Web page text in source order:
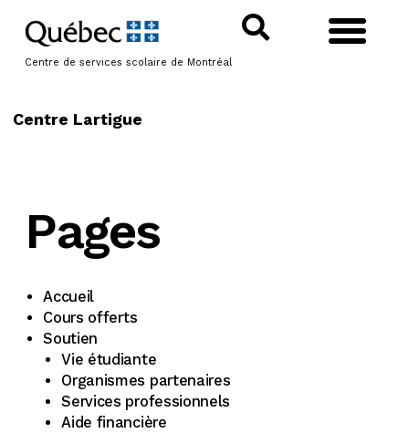
Centre de services scolaire de Montréal
Centre Lartigue
Pages
Accueil
Cours offerts
Soutien
Vie étudiante
Organismes partenaires
Services professionnels
Aide financière